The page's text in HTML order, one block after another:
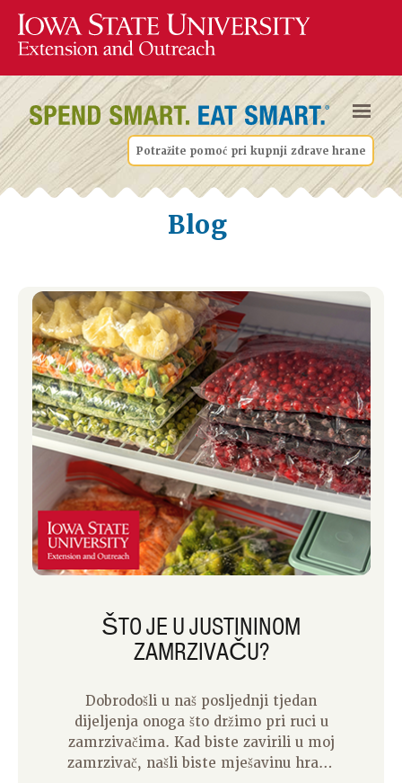
Potražite pomoć pri kupnji zdrave hrane
Blog
ŠTO JE U JUSTININOM
ZAMRZIVAČU?
Dobrodošli u naš posljednji tjedan
dijeljenja onoga što držimo pri ruci u
zamrzivačima. Kad biste zavirili u moj
zamrzivač, našli biste mješavinu hrane